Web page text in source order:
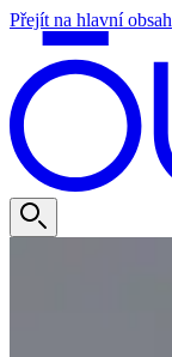
Přejít na hlavní obsah